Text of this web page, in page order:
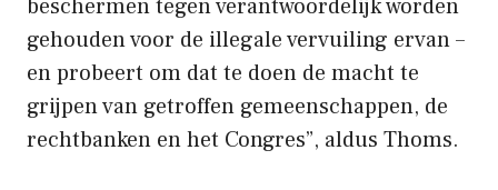
beschermen tegen verantwoordelijk worden
gehouden voor de illegale vervuiling ervan –
en probeert om dat te doen de macht te
grijpen van getroffen gemeenschappen, de
rechtbanken en het Congres”, aldus Thoms.